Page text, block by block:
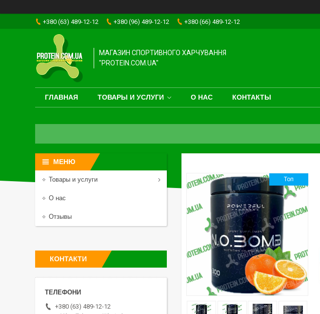
+380 (63) 489-12-12 +380 (96) 489-12-12 +380 (66) 489-12-12
МАГАЗИН СПОРТИВНОГО ХАРЧУВАННЯ
"PROTEIN.COM.UA"
ГЛАВНАЯ ТОВАРЫ И УСЛУГИ О НАС КОНТАКТЫ
Топ
Товары и услуги
О нас
Отзывы
КОНТАКТИ
+380 (63) 489-12-12